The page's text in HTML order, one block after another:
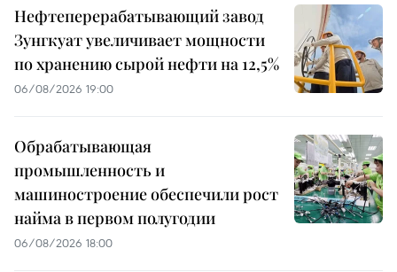
Нефтеперерабатывающий завод
Зунгкуат увеличивает мощности
по хранению сырой нефти на 12,5%
06/08/2026 19:00
Обрабатывающая
промышленность и
машиностроение обеспечили рост
найма в первом полугодии
06/08/2026 18:00